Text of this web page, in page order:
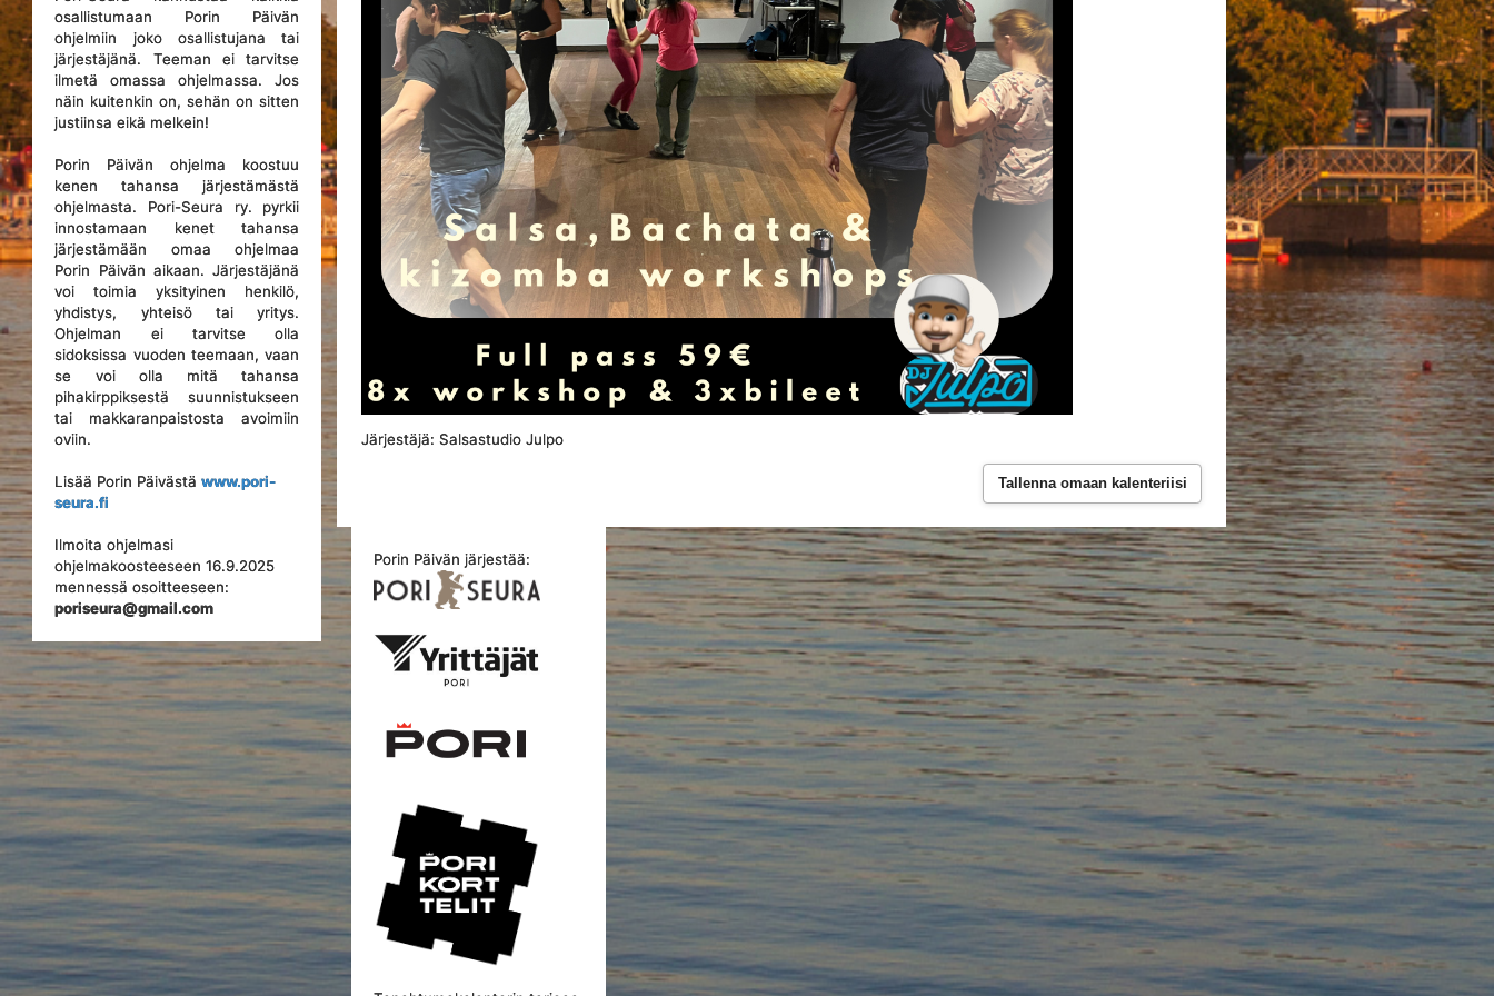
osallistumaan Porin Päivän
ohjelmiin joko osallistujana tai
järjestäjänä. Teeman ei tarvitse
ilmetä omassa ohjelmassa. Jos
näin kuitenkin on, sehän on sitten
justiinsa eikä melkein!
Porin Päivän ohjelma koostuu
kenen tahansa järjestämästä
ohjelmasta. Pori-Seura ry. pyrkii
innostamaan kenet tahansa
järjestämään omaa ohjelmaa
Porin Päivän aikaan. Järjestäjänä
voi toimia yksityinen henkilö,
yhdistys, yhteisö tai yritys.
Ohjelman ei tarvitse olla
sidoksissa vuoden teemaan, vaan
se voi olla mitä tahansa
pihakirppiksestä suunnistukseen
tai makkaranpaistosta avoimiin
oviin.
Lisää Porin Päivästäwww.pori-
seura.fi
Ilmoita ohjelmasi
ohjelmakoosteeseen 16.9.2025
mennessä osoitteeseen:
poriseura@gmail.com
Järjestäjä: Salsastudio Julpo
Tallenna omaan kalenteriisi
Porin Päivän järjestää: